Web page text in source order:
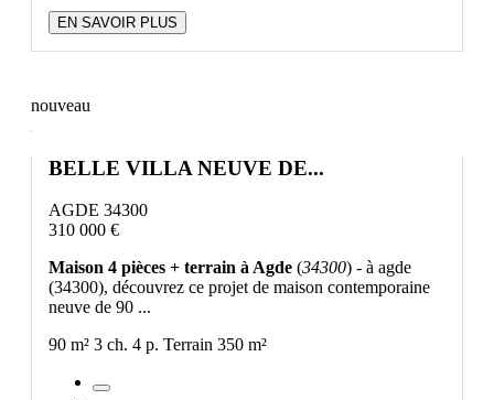
EN SAVOIR PLUS
nouveau
BELLE VILLA NEUVE DE...
AGDE 34300
310 000 €
Maison 4 pièces + terrain à Agde (34300) - à agde
(34300), découvrez ce projet de maison contemporaine
neuve de 90 ...
90 m² 3 ch. 4 p. Terrain 350 m²